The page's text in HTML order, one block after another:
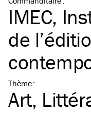
IMEC,
de
Thème:
Art